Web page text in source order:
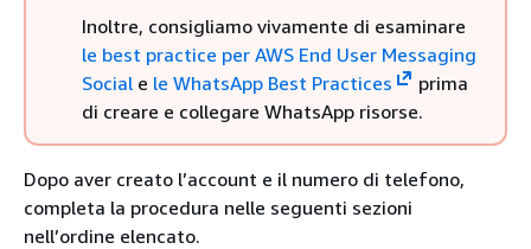
Inoltre, consigliamo vivamente di esaminare
le best practice per AWS End User Messaging
Social e le WhatsApp Best Practices
prima
di creare e collegare WhatsApp risorse.
Dopo aver creato l’account e il numero di telefono,
completa la procedura nelle seguenti sezioni
nell’ordine elencato.